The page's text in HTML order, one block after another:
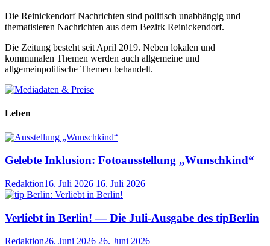
Die Reinickendorf Nachrichten sind politisch unabhängig und
thematisieren Nachrichten aus dem Bezirk Reinickendorf.
Die Zeitung besteht seit April 2019. Neben lokalen und
kommunalen Themen werden auch allgemeine und
allgemeinpolitische Themen behandelt.
Leben
Gelebte Inklusion: Fotoausstellung „Wunschkind“
Redaktion16. Juli 2026 16. Juli 2026
Verliebt in Berlin! — Die Juli-Ausgabe des tipBerlin
Redaktion26. Juni 2026 26. Juni 2026